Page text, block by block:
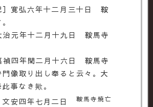
］寛弘六年十二月三十日 鞍
元年十二月十九日 鞍馬寺
四年閏二月十六日 鞍馬寺
像取り出し奉ると云々。大
事なき歟。
文安四年七月二日
鞍馬寺焼亡